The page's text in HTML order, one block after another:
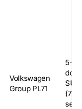
Volkswagen
Group PL71
5-
door
SUV
(7-
seat)